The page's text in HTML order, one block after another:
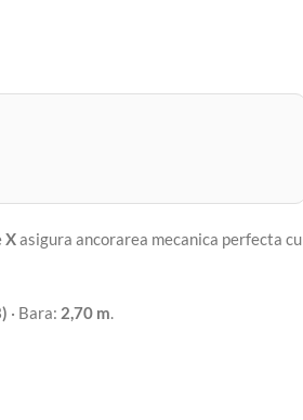
Xasigura ancorarea mecanica perfecta cu
· Bara: 2,70 m.